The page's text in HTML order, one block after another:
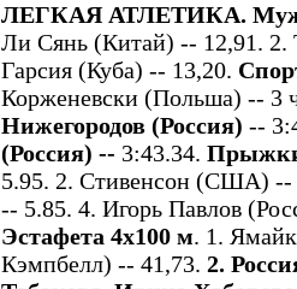
ЛЕГКАЯ АТЛЕТИКА.
Ли Сянь (Китай) -- 12,91.
Гарсия (Куба) -- 13,20.
Корженевски (Польша) -- 3
Нижегородов (Россия) --
(Россия) -- 3:43.34.
5.95. 2. Стивенсон (США) --
-- 5.85. 4. Игорь Павлов
Эстафета 4х100 м. 1.
Кэмпбелл) -- 41,73. 2.